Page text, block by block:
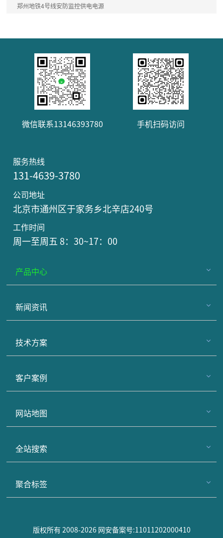
郑州地铁4号线安防监控供电电源
微信联系13146393780 手机扫码访问
服务热线
131-4639-3780
公司地址
北京市通州区于家务乡北辛店240号
工作时间
周一至周五 8：30~17：00
产品中心
新闻资讯
技术方案
客户案例
网站地图
全站搜索
聚合标签
版权所有 2008-2026 网安备案号:11011202000410